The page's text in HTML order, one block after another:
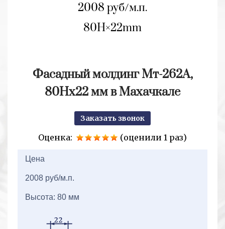
2008 руб/м.п.
80H 22mm
Фасадный молдинг Мт-262А,
80Нх22 мм в Махачкале
Заказать звонок
Оценка:
(оценили 1 раз)
Цена
2008 руб/м.п.
Высота: 80 мм